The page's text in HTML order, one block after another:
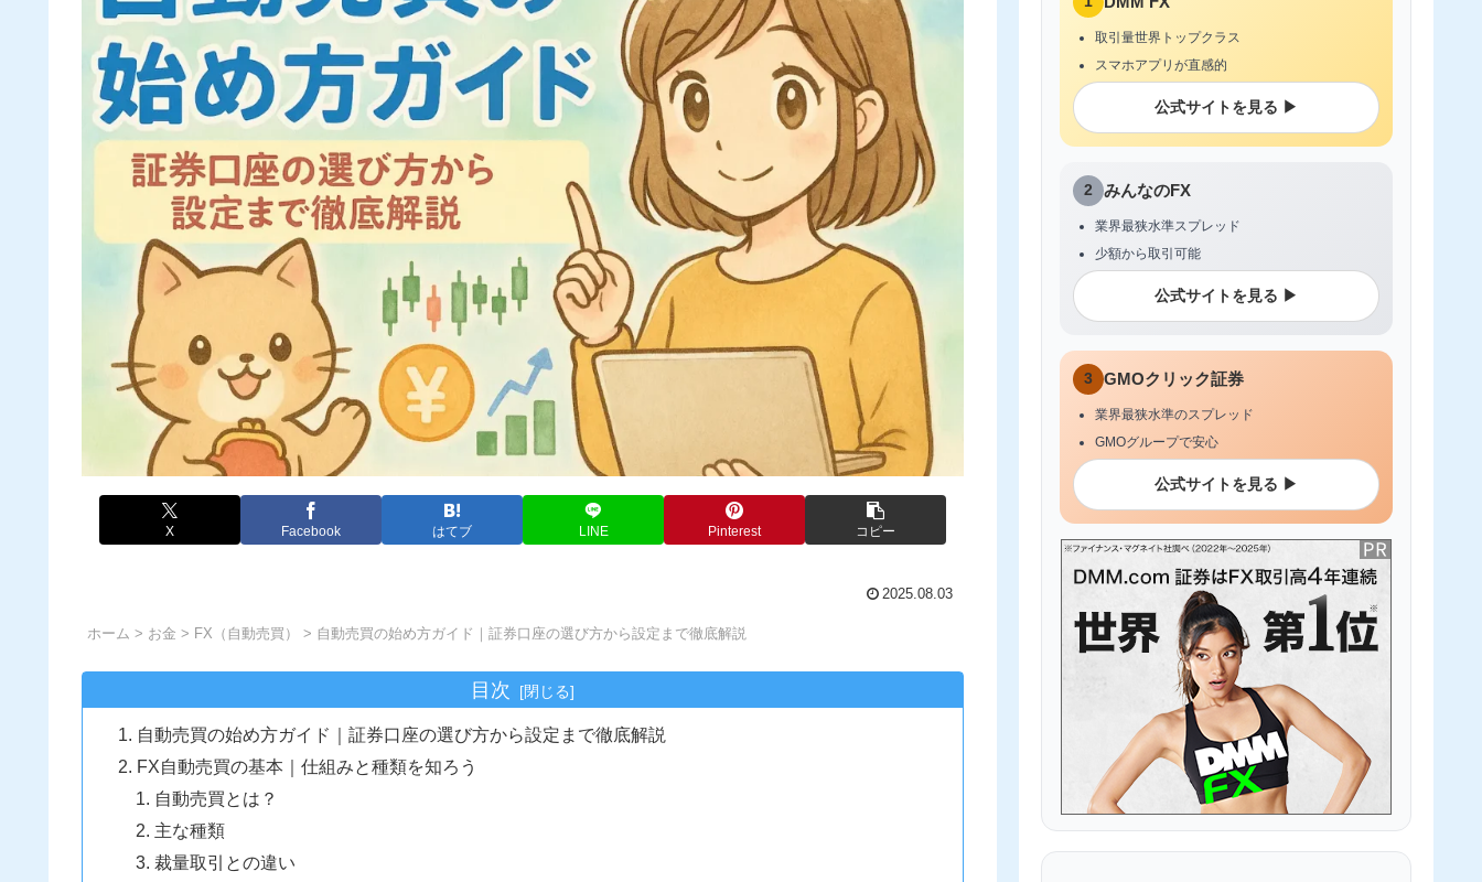
X Facebook はてブ LINE Pinterest コピー
2025.08.03
ホーム > お金 > FX（自動売買） > 自動売買の始め方ガイド｜証券口座の選び方から設定まで徹底解説
目次
自動売買の始め方ガイド｜証券口座の選び方から設定まで徹底解説
FX自動売買の基本｜仕組みと種類を知ろう
自動売買とは？
主な種類
裁量取引との違い
取引量世界トップクラス
スマホアプリが直感的
公式サイトを見る ▶
2 みんなのFX
業界最狭水準スプレッド
少額から取引可能
公式サイトを見る ▶
3 GMOクリック証券
業界最狭水準のスプレッド
GMOグループで安心
公式サイトを見る ▶